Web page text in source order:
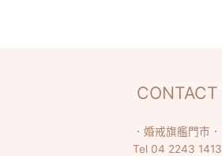
CONTACT
． 婚戒旗艦門市 ．
Tel 04 2243 1413